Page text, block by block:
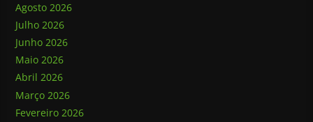
Agosto 2026
Julho 2026
Junho 2026
Maio 2026
Abril 2026
Março 2026
Fevereiro 2026